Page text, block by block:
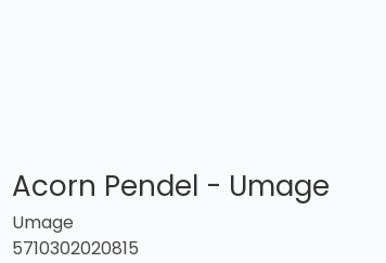
Acorn Pendel - Umage
Umage
5710302020815